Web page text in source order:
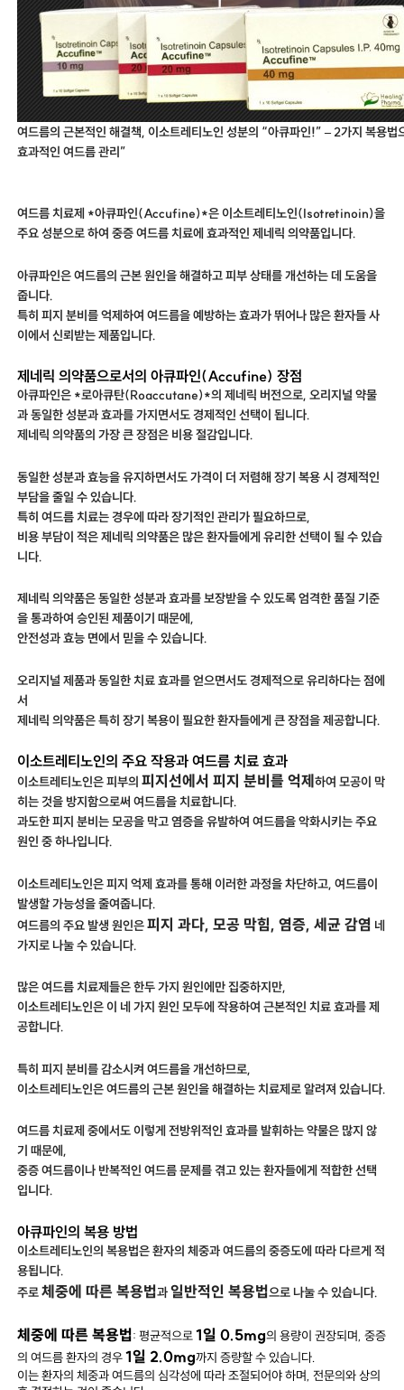
여드름의 근본적인 해결책, 이소트레티노인 성분의 “아큐파인!” – 2가지 복용법
효과적인 여드름 관리”
여드름 치료제 *아큐파인(Accufine)*은 이소트레티노인(Isotretinoin)을
주요 성분으로 하여 중증 여드름 치료에 효과적인 제네릭 의약품입니다.
아큐파인은 여드름의 근본 원인을 해결하고 피부 상태를 개선하는 데 도움을
줍니다.
특히 피지 분비를 억제하여 여드름을 예방하는 효과가 뛰어나 많은 환자들 사
이에서 신뢰받는 제품입니다.
제네릭 의약품으로서의 아큐파인(Accufine) 장점
아큐파인은 *로아큐탄(Roaccutane)*의 제네릭 버전으로, 오리지널 약물
과 동일한 성분과 효과를 가지면서도 경제적인 선택이 됩니다.
제네릭 의약품의 가장 큰 장점은 비용 절감입니다.
동일한 성분과 효능을 유지하면서도 가격이 더 저렴해 장기 복용 시 경제적인
부담을 줄일 수 있습니다.
특히 여드름 치료는 경우에 따라 장기적인 관리가 필요하므로,
비용 부담이 적은 제네릭 의약품은 많은 환자들에게 유리한 선택이 될 수 있습
니다.
제네릭 의약품은 동일한 성분과 효과를 보장받을 수 있도록 엄격한 품질 기준
을 통과하여 승인된 제품이기 때문에,
안전성과 효능 면에서 믿을 수 있습니다.
오리지널 제품과 동일한 치료 효과를 얻으면서도 경제적으로 유리하다는 점에
서
제네릭 의약품은 특히 장기 복용이 필요한 환자들에게 큰 장점을 제공합니다.
이소트레티노인의 주요 작용과 여드름 치료 효과
이소트레티노인은 피부의피지선에서 피지 분비를 억제하여 모공이 막
히는 것을 방지함으로써 여드름을 치료합니다.
과도한 피지 분비는 모공을 막고 염증을 유발하여 여드름을 악화시키는 주요
원인 중 하나입니다.
이소트레티노인은 피지 억제 효과를 통해 이러한 과정을 차단하고, 여드름이
발생할 가능성을 줄여줍니다.
여드름의 주요 발생 원인은피지 과다, 모공 막힘, 염증, 세균 감염 네
가지로 나눌 수 있습니다.
많은 여드름 치료제들은 한두 가지 원인에만 집중하지만,
이소트레티노인은 이 네 가지 원인 모두에 작용하여 근본적인 치료 효과를 제
공합니다.
특히 피지 분비를 감소시켜 여드름을 개선하므로,
이소트레티노인은 여드름의 근본 원인을 해결하는 치료제로 알려져 있습니다.
여드름 치료제 중에서도 이렇게 전방위적인 효과를 발휘하는 약물은 많지 않
기 때문에,
중증 여드름이나 반복적인 여드름 문제를 겪고 있는 환자들에게 적합한 선택
입니다.
아큐파인의 복용 방법
이소트레티노인의 복용법은 환자의 체중과 여드름의 중증도에 따라 다르게 적
용됩니다.
주로체중에 따른 복용법과일반적인 복용법으로 나눌 수 있습니다.
체중에 따른 복용법: 평균적으로1일 0.5mg의 용량이 권장되며, 중증
의 여드름 환자의 경우1일 2.0mg까지 증량할 수 있습니다.
이는 환자의 체중과 여드름의 심각성에 따라 조절되어야 하며, 전문의와 상의